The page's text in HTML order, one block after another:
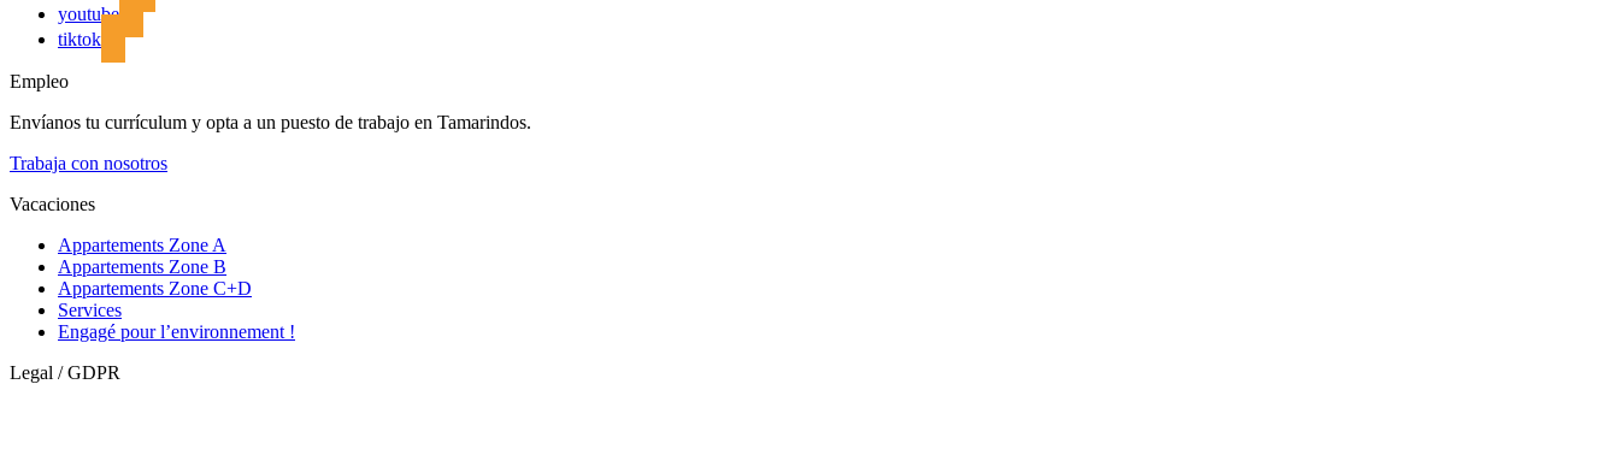
youtube
tiktok
Empleo
Envíanos tu currículum y opta a un puesto de trabajo en Tamarindos.
Trabaja con nosotros
Vacaciones
Appartements Zone A
Appartements Zone B
Appartements Zone C+D
Services
Engagé pour l’environnement !
Legal / GDPR